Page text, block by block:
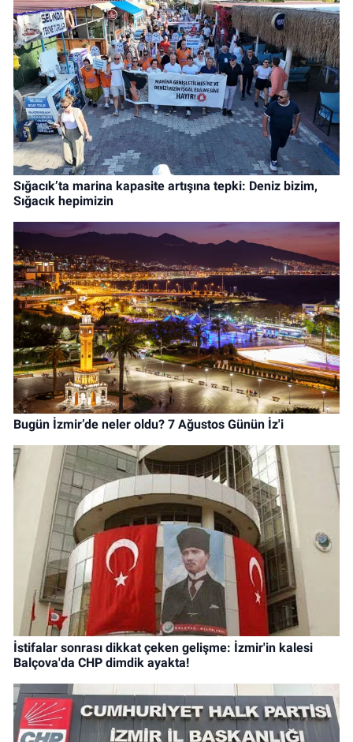
Sığacık’ta marina kapasite artışına tepki: Deniz bizim,
Sığacık hepimizin
Bugün İzmir’de neler oldu? 7 Ağustos Günün İz'i
İstifalar sonrası dikkat çeken gelişme: İzmir'in kalesi
Balçova'da CHP dimdik ayakta!